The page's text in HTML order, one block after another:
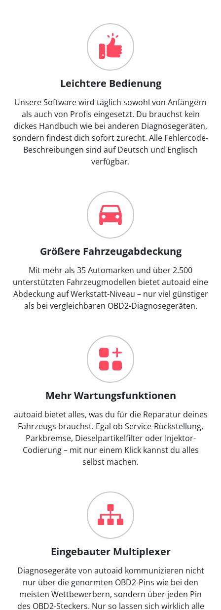
Leichtere Bedienung
Unsere Software wird täglich sowohl von Anfängern
als auch von Profis eingesetzt. Du brauchst kein
dickes Handbuch wie bei anderen Diagnosegeräten,
sondern findest dich sofort zurecht. Alle Fehlercode-
Beschreibungen sind auf Deutsch und Englisch
verfügbar.
Größere Fahrzeugabdeckung
Mit mehr als 35 Automarken und über 2.500
unterstützten Fahrzeugmodellen bietet autoaid eine
Abdeckung auf Werkstatt-Niveau – nur viel günstiger
als bei vergleichbaren OBD2-Diagnosegeräten.
Mehr Wartungsfunktionen
autoaid bietet alles, was du für die Reparatur deines
Fahrzeugs brauchst. Egal ob Service-Rückstellung,
Parkbremse, Dieselpartikelfilter oder Injektor-
Codierung – mit nur einem Klick kannst du alles
selbst machen.
Eingebauter Multiplexer
Diagnosegeräte von autoaid kommunizieren nicht
nur über die genormten OBD2-Pins wie bei den
meisten Wettbewerbern, sondern über jeden Pin
des OBD2-Steckers. Nur so lassen sich wirklich alle